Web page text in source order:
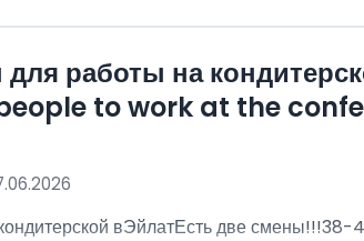
работы на
to work at the
вЭйлатЕсть две